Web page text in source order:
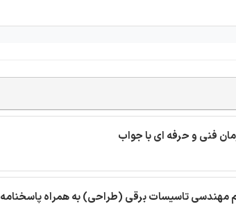
فنی و حرفه ای با جواب
مهندسی تاسیسات برقی (طراحی) به همراه پاسخنامه